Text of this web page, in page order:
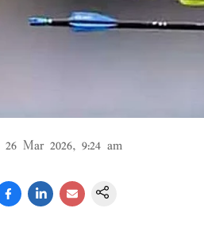
26 Mar 2026, 9:24 am